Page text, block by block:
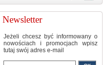
Newsletter
Jeżeli chcesz być informowany o
nowościach i promocjach wpisz
tutaj swój adres e-mail